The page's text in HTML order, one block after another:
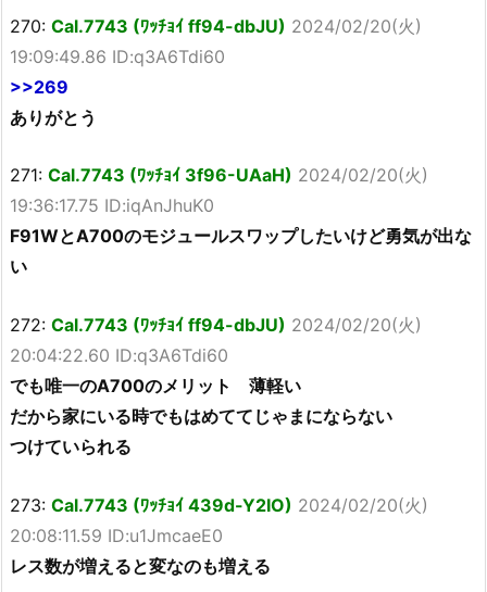
270: Cal.7743 (ﾜｯﾁｮｲ ff94-dbJU) 2024/02/20(火)
19:09:49.86 ID:q3A6Tdi60
>>269
ありがとう
271: Cal.7743 (ﾜｯﾁｮｲ 3f96-UAaH) 2024/02/20(火)
19:36:17.75 ID:iqAnJhuK0
F91WとA700のモジュールスワップしたいけど勇気が出な
い
272: Cal.7743 (ﾜｯﾁｮｲ ff94-dbJU) 2024/02/20(火)
20:04:22.60 ID:q3A6Tdi60
でも唯一のA700のメリット 薄軽い
だから家にいる時でもはめててじゃまにならない
つけていられる
273: Cal.7743 (ﾜｯﾁｮｲ 439d-Y2IO) 2024/02/20(火)
20:08:11.59 ID:u1JmcaeE0
レス数が増えると変なのも増える